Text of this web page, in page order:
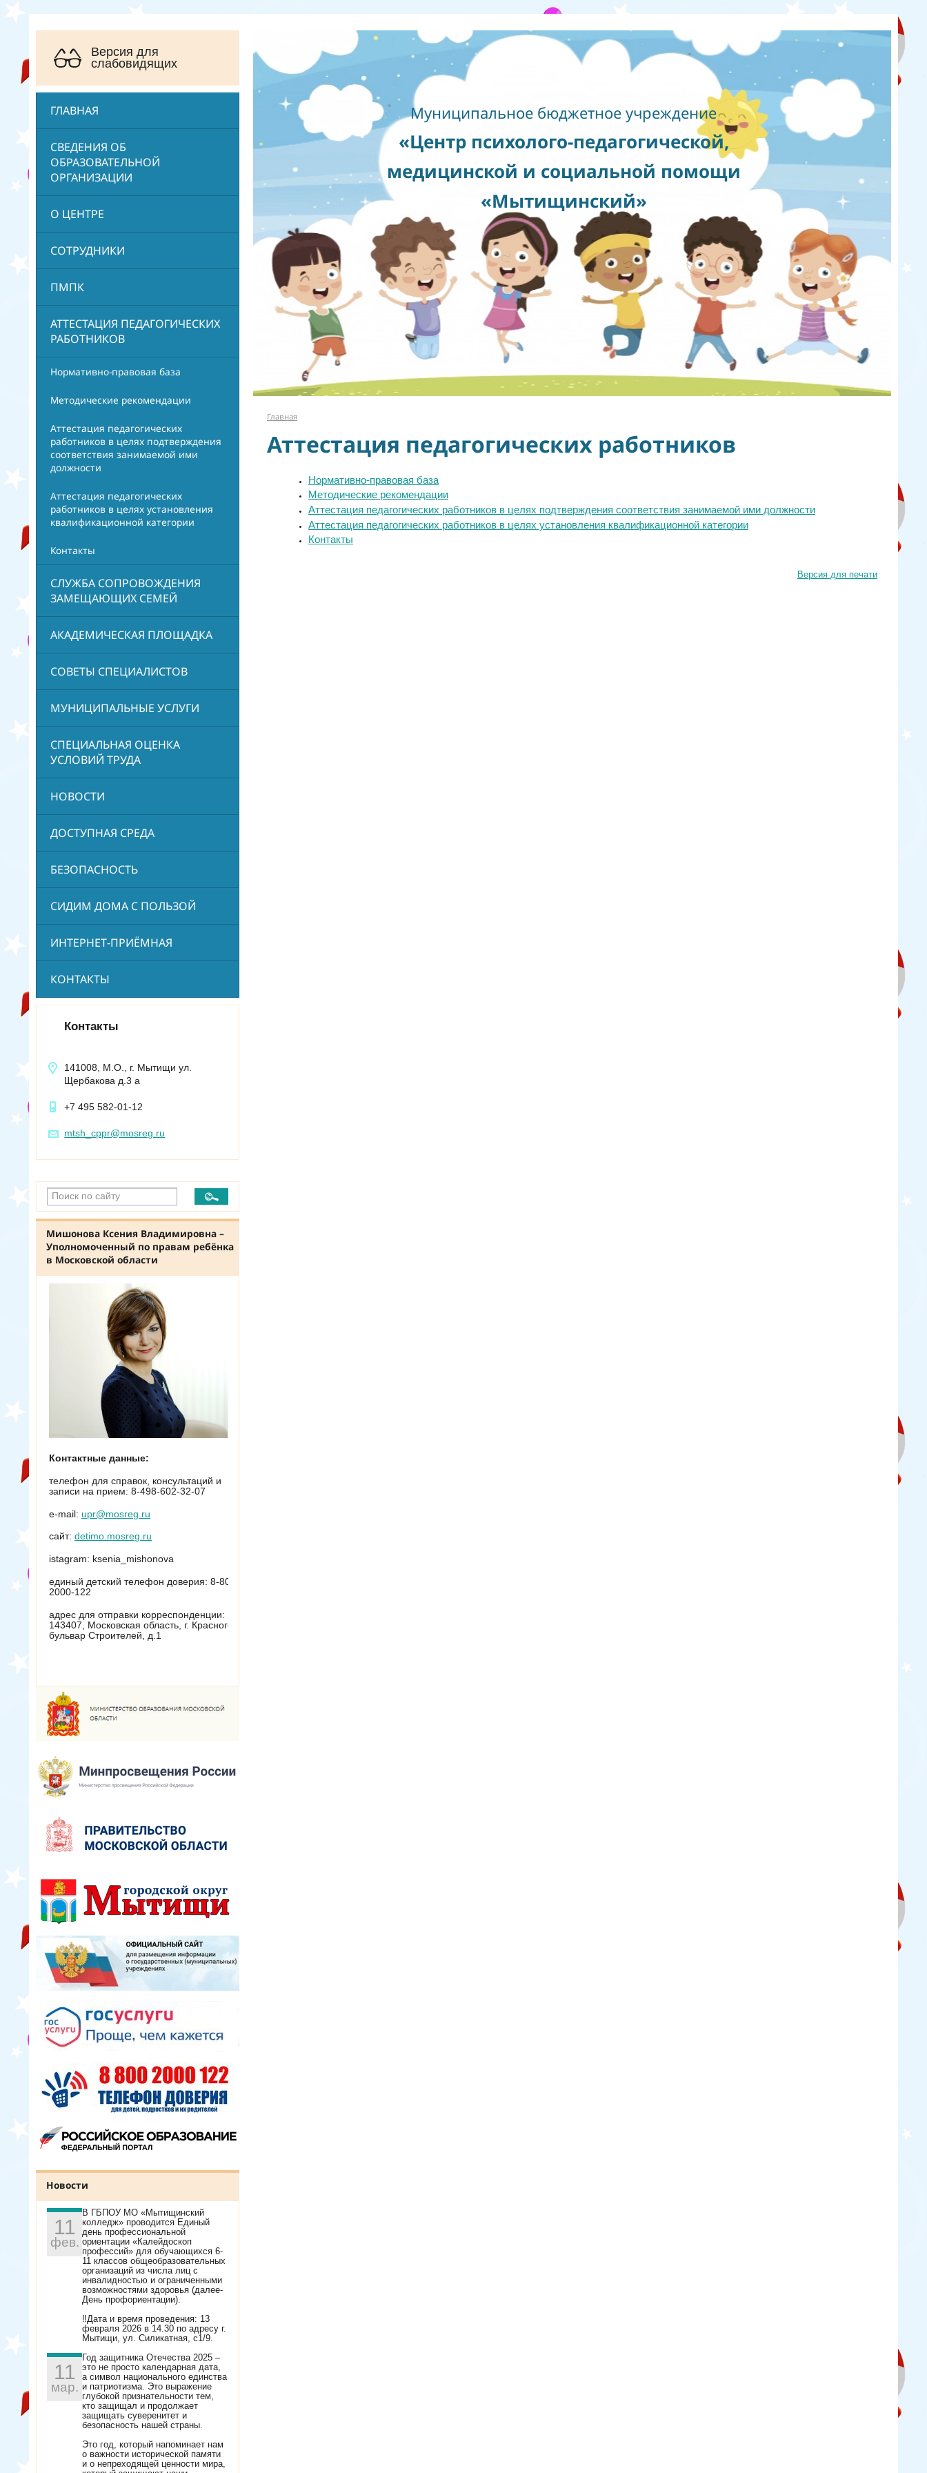
Версия для
слабовидящих
ГЛАВНАЯ
СВЕДЕНИЯ ОБ
ОБРАЗОВАТЕЛЬНОЙ
ОРГАНИЗАЦИИ
О ЦЕНТРЕ
СОТРУДНИКИ
ПМПК
АТТЕСТАЦИЯ ПЕДАГОГИЧЕСКИХ
РАБОТНИКОВ
Нормативно-правовая база
Методические рекомендации
Аттестация педагогических
работников в целях подтверждения
соответствия занимаемой ими
должности
Аттестация педагогических
работников в целях установления
квалификационной категории
Контакты
СЛУЖБА СОПРОВОЖДЕНИЯ
ЗАМЕЩАЮЩИХ СЕМЕЙ
АКАДЕМИЧЕСКАЯ ПЛОЩАДКА
СОВЕТЫ СПЕЦИАЛИСТОВ
МУНИЦИПАЛЬНЫЕ УСЛУГИ
СПЕЦИАЛЬНАЯ ОЦЕНКА
УСЛОВИЙ ТРУДА
НОВОСТИ
ДОСТУПНАЯ СРЕДА
БЕЗОПАСНОСТЬ
СИДИМ ДОМА С ПОЛЬЗОЙ
ИНТЕРНЕТ-ПРИЁМНАЯ
КОНТАКТЫ
Контакты
141008, М.О., г. Мытищи ул.
Щербакова д.3 а
+7 495 582-01-12
mtsh_cppr@mosreg.ru
Мишонова Ксения Владимировна –
Уполномоченный по правам ребёнка
в Московской области
Контактные данные:
телефон для справок, консультаций и
записи на прием: 8-498-602-32-07
е-mail: upr@mosreg.ru
сайт:detimo.mosreg.ru
istagram: ksenia_mishonova
единый детский телефон доверия: 8-800-
2000-122
адрес для отправки корреспонденции:
143407, Московская область, г. Красногорск,
бульвар Строителей, д.1
Новости
11
фев.
В ГБПОУ МО «Мытищинский
колледж» проводится Единый
день профессиональной
ориентации «Калейдоскоп
профессий» для обучающихся 6-
11 классов общеобразовательных
организаций из числа лиц с
инвалидностью и ограниченными
возможностями здоровья (далее-
День профориентации).
‼Дата и время проведения: 13
февраля 2026 в 14.30 по адресу г.
Мытищи, ул. Силикатная, с1/9.
11
мар.
Год защитника Отечества 2025 –
это не просто календарная дата,
а символ национального единства
и патриотизма. Это выражение
глубокой признательности тем,
кто защищал и продолжает
защищать суверенитет и
безопасность нашей страны.
Это год, который напоминает нам
о важности исторической памяти
и о непреходящей ценности мира,
Муниципальное бюджетное учреждение
«Центр психолого-педагогической,
медицинской и социальной помощи
«Мытищинский»
Главная
Аттестация педагогических работников
Нормативно-правовая база
Методические рекомендации
Аттестация педагогических работников в целях подтверждения соответствия занимаемой ими должности
Аттестация педагогических работников в целях установления квалификационной категории
Контакты
Версия для печати